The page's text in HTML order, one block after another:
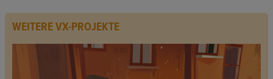
WEITERE VX-PROJEKTE